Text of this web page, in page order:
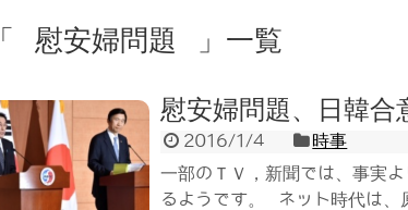
「 慰安婦問題 」一覧
慰安婦問題、日韓
2016/1/4
時事
一部のＴＶ，新聞では、事実
るようです。 ネット時代は、